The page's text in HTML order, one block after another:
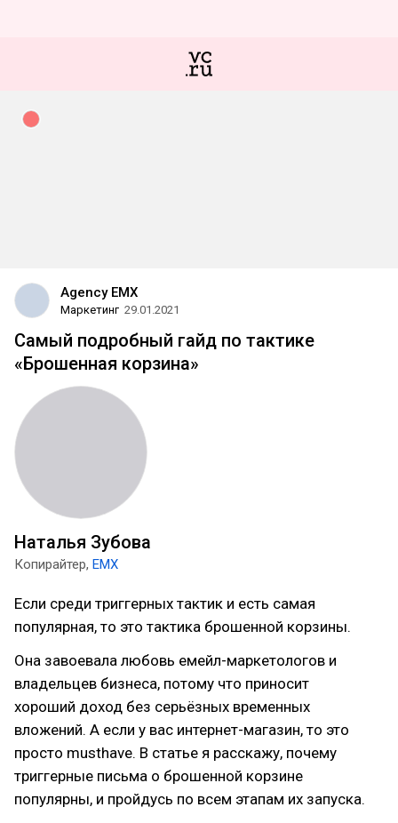
Agency EMX
Маркетинг 29.01.2021
Самый подробный гайд по тактике
«Брошенная корзина»
Наталья Зубова
Копирайтер, EMX
Если среди триггерных тактик и есть самая
популярная, то это тактика брошенной корзины.
Она завоевала любовь емейл-маркетологов и
владельцев бизнеса, потому что приносит
хороший доход без серьёзных временных
вложений. А если у вас интернет-магазин, то это
просто musthave. В статье я расскажу, почему
триггерные письма о брошенной корзине
популярны, и пройдусь по всем этапам их запуска.